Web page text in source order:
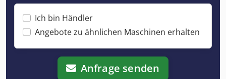
Ich bin Händler
Angebote zu ähnlichen Maschinen erhalten
Anfrage senden